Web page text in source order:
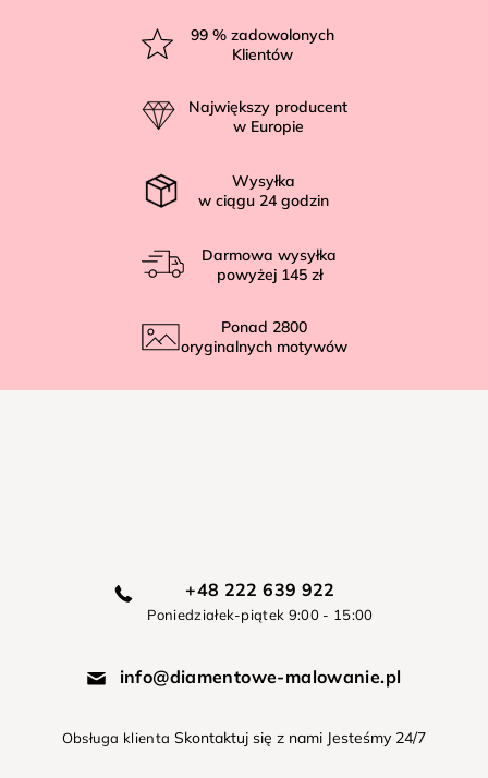
99 % zadowolonych
Klientów
Największy producent
w Europie
Wysyłka
w ciągu 24 godzin
Darmowa wysyłka
powyżej 145 zł
Ponad 2800
oryginalnych motywów
+48 222 639 922
Poniedziałek-piątek 9:00 - 15:00
info@diamentowe-malowanie.pl
Obsługa klienta Skontaktuj się z nami Jesteśmy 24/7